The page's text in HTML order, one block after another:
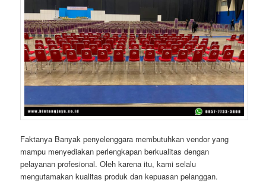
Faktanya Banyak penyelenggara membutuhkan vendor yang
mampu menyediakan perlengkapan berkualitas dengan
pelayanan profesional. Oleh karena itu, kami selalu
mengutamakan kualitas produk dan kepuasan pelanggan.